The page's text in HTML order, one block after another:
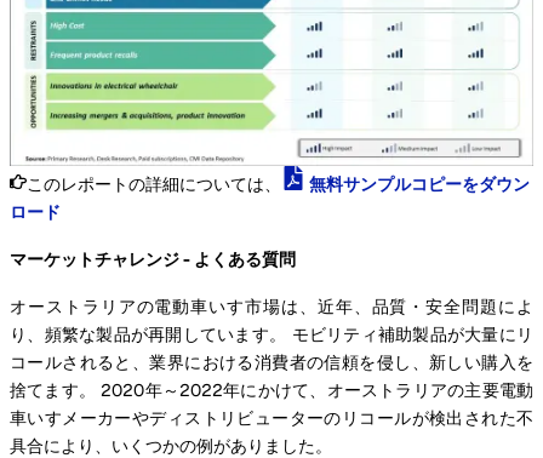
このレポートの詳細については、
無料サンプルコピーをダウン
ロード
マーケットチャレンジ - よくある質問
オーストラリアの電動車いす市場は、近年、品質・安全問題によ
り、頻繁な製品が再開しています。 モビリティ補助製品が大量にリ
コールされると、業界における消費者の信頼を侵し、新しい購入を
捨てます。 2020年～2022年にかけて、オーストラリアの主要電動
車いすメーカーやディストリビューターのリコールが検出された不
具合により、いくつかの例がありました。